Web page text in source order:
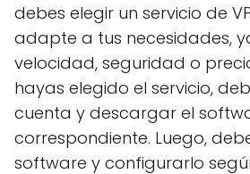
debes elegir un servicio de
adapte a tus necesidades,
velocidad, seguridad o
hayas elegido el servicio,
cuenta y descargar el
correspondiente. Luego,
software y configurarlo